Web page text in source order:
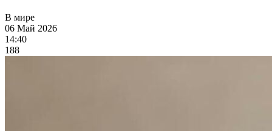
В мире
06 Май 2026
14:40
188